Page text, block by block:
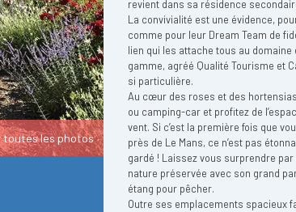
toutes les photos
revient dans sa résidence
La convivialité est une évidence,
comme pour leur Dream Team de
lien qui les attache tous au
gamme, agréé Qualité Tourisme et
si particulière.
Au cœur des roses et des
ou camping-car et profitez de
vent. Si c’est la première fois que
près de Le Mans, ce n’est pas
gardé ! Laissez vous surprendre
nature préservée avec son grand
étang pour pêcher.
Outre ses emplacements spacieux